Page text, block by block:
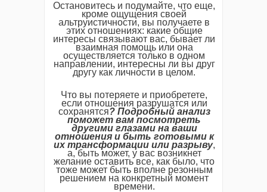
Остановитесь и подумайте, что еще,
кроме ощущения своей
альтруистичности, вы получаете в
этих отношениях: какие общие
интересы связывают вас, бывает ли
взаимная помощь или она
осуществляется только в одном
направлении, интересны ли вы друг
другу как личности в целом.
Что вы потеряете и приобретете,
если отношения разрушатся или
сохранятся? Подробный анализ
поможет вам посмотреть
другими глазами на ваши
отношения и быть готовыми к
их трансформации или разрыву,
а, быть может, у вас возникнет
желание оставить все, как было, что
тоже может быть вполне резонным
решением на конкретный момент
времени.